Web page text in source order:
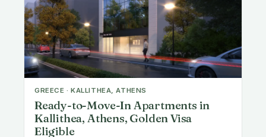
GREECE · KALLITHEA, ATHENS
Ready-to-Move-In Apartments in
Kallithea, Athens, Golden Visa
Eligible